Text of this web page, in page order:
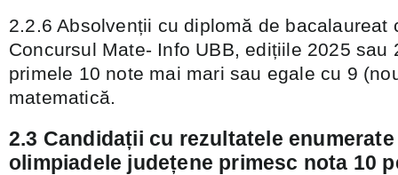
2.2.6 Absolvenții cu diplomă de bacalaureat
Concursul Mate- Info UBB, edițiile 2025 sau
primele 10 note mai mari sau egale cu 9
matematică.
2.3 Candidații cu rezultatele
olimpiadele județene primesc nota 10